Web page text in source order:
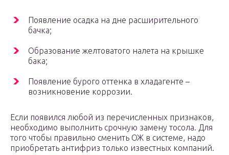
Появление осадка на дне расширительного
бачка;
Образование желтоватого налета на крышке
бака;
Появление бурого оттенка в хладагенте –
возникновение коррозии.
Если появился любой из перечисленных признаков,
необходимо выполнить срочную замену тосола. Для
того чтобы правильно сменить ОЖ в системе, надо
приобретать антифриз только известных компаний.